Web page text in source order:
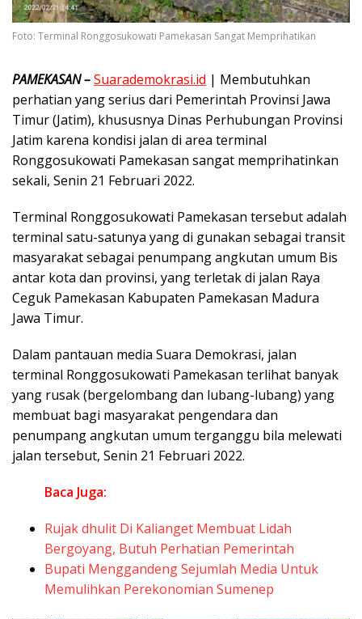
Foto: Terminal Ronggosukowati Pamekasan Sangat Memprihatikan
PAMEKASAN –Suarademokrasi.id | Membutuhkan
perhatian yang serius dari Pemerintah Provinsi Jawa
Timur (Jatim), khususnya Dinas Perhubungan Provinsi
Jatim karena kondisi jalan di area terminal
Ronggosukowati Pamekasan sangat memprihatinkan
sekali, Senin 21 Februari 2022.
Terminal Ronggosukowati Pamekasan tersebut adalah
terminal satu-satunya yang di gunakan sebagai transit
masyarakat sebagai penumpang angkutan umum Bis
antar kota dan provinsi, yang terletak di jalan Raya
Ceguk Pamekasan Kabupaten Pamekasan Madura
Jawa Timur.
Dalam pantauan media Suara Demokrasi, jalan
terminal Ronggosukowati Pamekasan terlihat banyak
yang rusak (bergelombang dan lubang-lubang) yang
membuat bagi masyarakat pengendara dan
penumpang angkutan umum terganggu bila melewati
jalan tersebut, Senin 21 Februari 2022.
Baca Juga:
Rujak dhulit Di Kalianget Membuat Lidah
Bergoyang, Butuh Perhatian Pemerintah
Bupati Menggandeng Sejumlah Media Untuk
Memulihkan Perekonomian Sumenep